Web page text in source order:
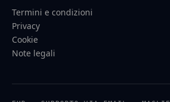
Termini e condizioni
Privacy
Cookie
Note legali